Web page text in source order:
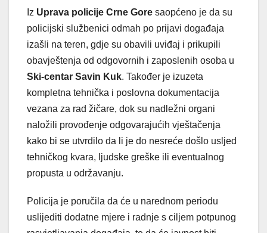
Iz Uprava policije Crne Gore saopćeno je da su
policijski službenici odmah po prijavi događaja
izašli na teren, gdje su obavili uviđaj i prikupili
obavještenja od odgovornih i zaposlenih osoba u
Ski-centar Savin Kuk. Također je izuzeta
kompletna tehnička i poslovna dokumentacija
vezana za rad žičare, dok su nadležni organi
naložili provođenje odgovarajućih vještačenja
kako bi se utvrdilo da li je do nesreće došlo usljed
tehničkog kvara, ljudske greške ili eventualnog
propusta u održavanju.
Policija je poručila da će u narednom periodu
uslijediti dodatne mjere i radnje s ciljem potpunog